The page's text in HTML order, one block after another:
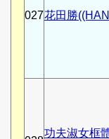
027花田勝
功夫淑女框